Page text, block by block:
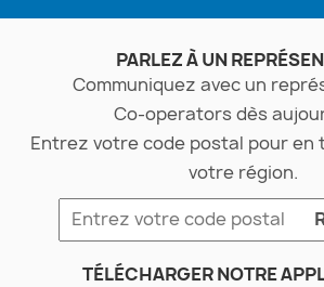
PARLEZ À UN
Communiquez avec un
Co-operatorsdès
Entrez votre code postal pour en
votre région.
TÉLÉCHARGER NOTRE